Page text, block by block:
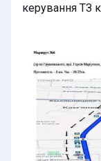
керування ТЗ